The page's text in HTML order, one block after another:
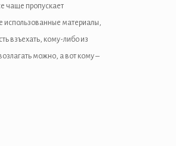
чаще пропускает
использованные материалы,
взъехать, кому-либо из
можно, а вот кому –